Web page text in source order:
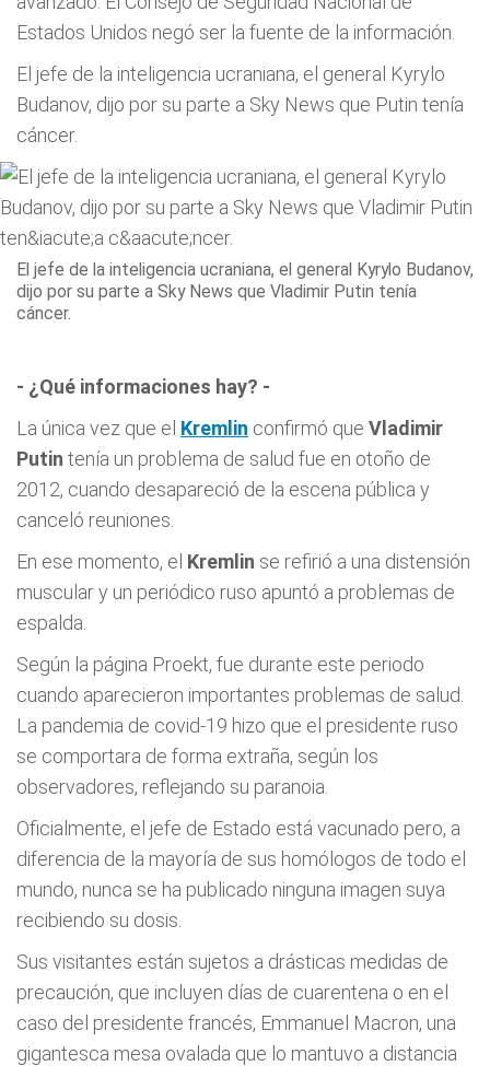
Estados Unidos negó ser la fuente de la información.
El jefe de la inteligencia ucraniana, el general Kyrylo
Budanov, dijo por su parte a Sky News que Putin tenía
cáncer.
El jefe de la inteligencia ucraniana, el general Kyrylo Budanov,
dijo por su parte a Sky News que Vladimir Putin tenía
cáncer.
- ¿Qué informaciones hay? -
La única vez que el Kremlin confirmó que Vladimir
Putin tenía un problema de salud fue en otoño de
2012, cuando desapareció de la escena pública y
canceló reuniones.
En ese momento, el Kremlin se refirió a una distensión
muscular y un periódico ruso apuntó a problemas de
espalda.
Según la página Proekt, fue durante este periodo
cuando aparecieron importantes problemas de salud.
La pandemia de covid-19 hizo que el presidente ruso
se comportara de forma extraña, según los
observadores, reflejando su paranoia.
Oficialmente, el jefe de Estado está vacunado pero, a
diferencia de la mayoría de sus homólogos de todo el
mundo, nunca se ha publicado ninguna imagen suya
recibiendo su dosis.
Sus visitantes están sujetos a drásticas medidas de
precaución, que incluyen días de cuarentena o en el
caso del presidente francés, Emmanuel Macron, una
gigantesca mesa ovalada que lo mantuvo a distancia